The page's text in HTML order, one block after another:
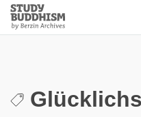
Close
Study
Buddhism